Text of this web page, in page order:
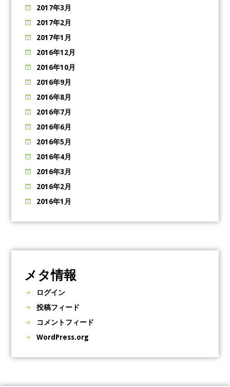
2017年3月
2017年2月
2017年1月
2016年12月
2016年10月
2016年9月
2016年8月
2016年7月
2016年6月
2016年5月
2016年4月
2016年3月
2016年2月
2016年1月
メタ情報
ログイン
投稿フィード
コメントフィード
WordPress.org